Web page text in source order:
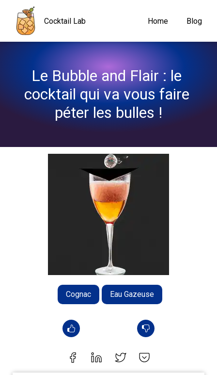
Cocktail Lab Home Blog
Le Bubble and Flair : le
cocktail qui va vous faire
péter les bulles !
Cognac Eau Gazeuse
Navigated to Le Bubble and Flair : le cocktail qui va vous faire